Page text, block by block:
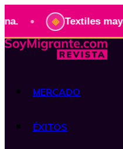
Textiles mayas,
MERCADO
ÉXITOS